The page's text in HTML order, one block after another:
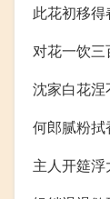
此花初移得
对花一饮三
沈家白花涅
何郎腻粉拭
主人开筵浮